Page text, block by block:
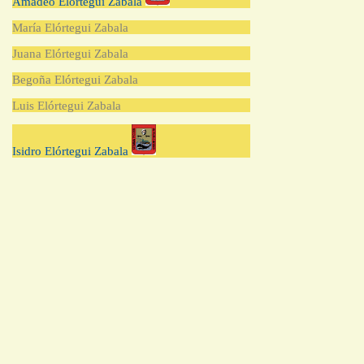
María Elórtegui Zabala
Juana Elórtegui Zabala
Begoña Elórtegui Zabala
Luis Elórtegui Zabala
Isidro Elórtegui Zabala